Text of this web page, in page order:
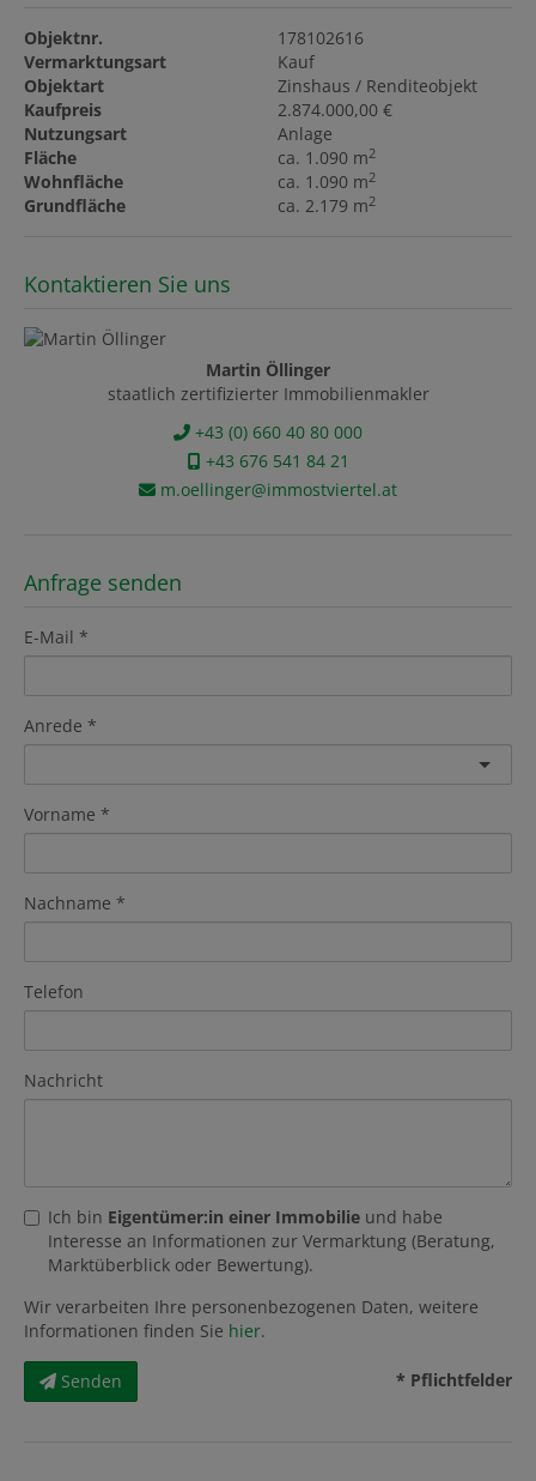
Objektnr.
178102616
Vermarktungsart
Kauf
Objektart
Zinshaus / Renditeobjekt
Kaufpreis
2.874.000,00 €
Nutzungsart
Anlage
Fläche
ca. 1.090 m2
Wohnfläche ca. 1.090 m2
Grundfläche ca. 2.179 m2
Kontaktieren Sie uns
Martin Öllinger
staatlich zertifizierter Immobilienmakler
+43 (0) 660 40 80 000
+43 676 541 84 21
m.oellinger@immostviertel.at
Anfrage senden
E-Mail
Anrede
Vorname
Nachname
Telefon
Nachricht
Ich bin Eigentümer:in einer Immobilie und habe
Interesse an Informationen zur Vermarktung (Beratung,
Marktüberblick oder Bewertung).
Wir verarbeiten Ihre personenbezogenen Daten, weitere
Informationen finden Sie hier.
Senden * Pflichtfelder